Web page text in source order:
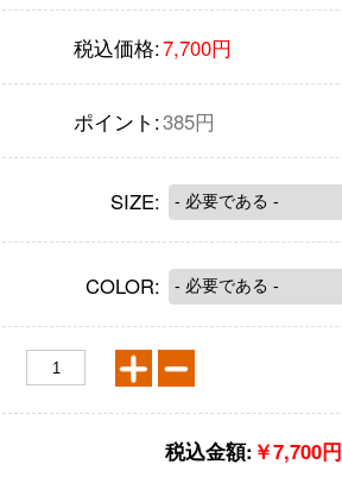
税込価格:7,700円
ポイント:385円
SIZE:
COLOR:
税込金額: ￥7,700円